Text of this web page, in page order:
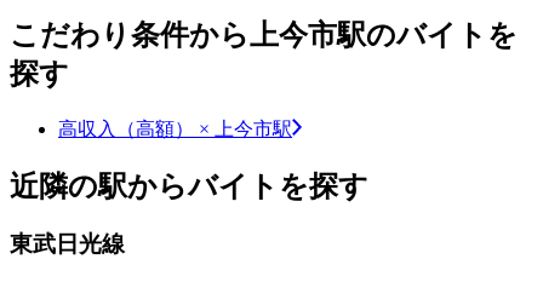
こだわり条件から上今市駅のバイトを
探す
高収入（高額） × 上今市駅
近隣の駅からバイトを探す
東武日光線